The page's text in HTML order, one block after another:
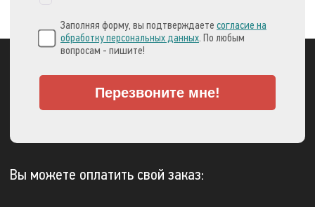
Заполняя форму, вы подтверждаете согласие на
обработку персональных данных. По любым
вопросам - пишите!
Перезвоните мне!
Вы можете оплатить свой заказ: